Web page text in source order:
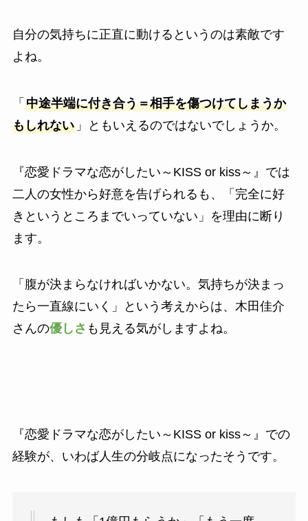
自分の気持ちに正直に動けるというのは素敵です
よね。
「 中途半端に付き合う＝相手を傷つけてしまうか
もしれない」ともいえるのではないでしょうか。
『恋愛ドラマな恋がしたい～KISS or kiss～』では
二人の女性から好意を告げられるも、「完全に好
きというところまでいっていない」を理由に断り
ます。
「腹が決まらなければいかない。気持ちが決まっ
たら一直線にいく」という考えからは、木田佳介
さんの優しさ も見える気がしますよね。
『恋愛ドラマな恋がしたい～KISS or kiss～』での
経験が、いわば人生の分岐点になったそうです。